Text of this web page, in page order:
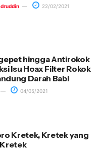
22/02/2021
hingga Antirokok
Isu Hoax Filter Rokok
Darah Babi
04/05/2021
Kretek, Kretek yang